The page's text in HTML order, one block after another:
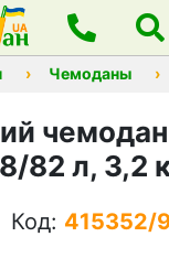
Чемоданы
82 л, 3,2
Код: 415352/